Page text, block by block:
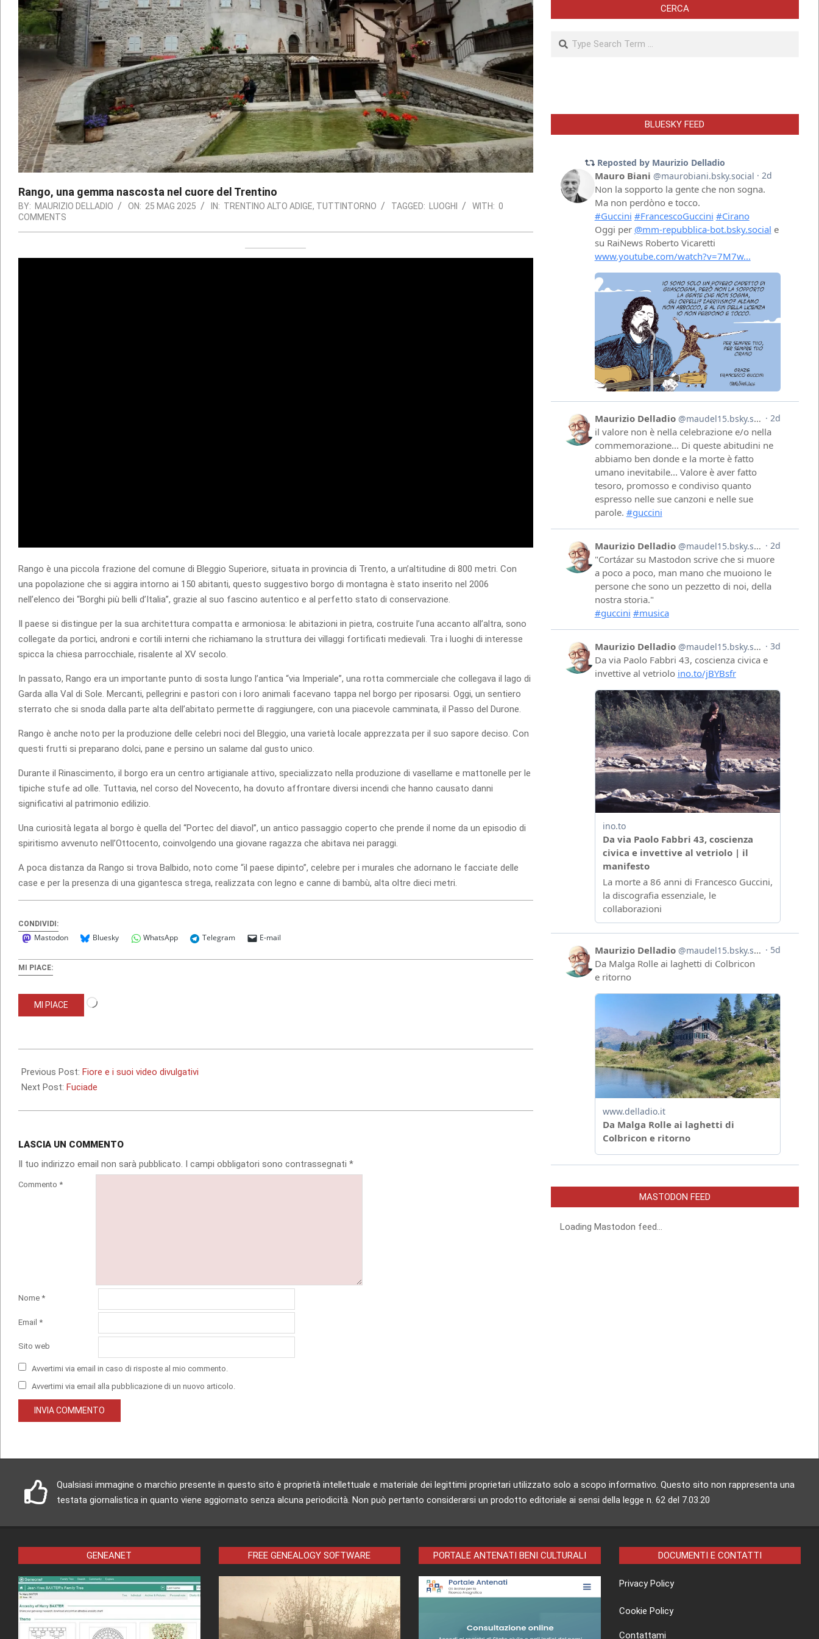
Rango, una gemma nascosta nel cuore del Trentino
BY: MAURIZIO DELLADIO ON: 25 MAG 2025 IN: TRENTINO ALTO ADIGE, TUTTINTORNO TAGGED: LUOGHI WITH: 0
COMMENTS
Rango è una piccola frazione del comune di Bleggio Superiore, situata in provincia di Trento, a un’altitudine di 800 metri. Con
una popolazione che si aggira intorno ai 150 abitanti, questo suggestivo borgo di montagna è stato inserito nel 2006
nell’elenco dei “Borghi più belli d’Italia”, grazie al suo fascino autentico e al perfetto stato di conservazione.
Il paese si distingue per la sua architettura compatta e armoniosa: le abitazioni in pietra, costruite l’una accanto all’altra, sono
collegate da portici, androni e cortili interni che richiamano la struttura dei villaggi fortificati medievali. Tra i luoghi di interesse
spicca la chiesa parrocchiale, risalente al XV secolo.
In passato, Rango era un importante punto di sosta lungo l’antica “via Imperiale”, una rotta commerciale che collegava il lago di
Garda alla Val di Sole. Mercanti, pellegrini e pastori con i loro animali facevano tappa nel borgo per riposarsi. Oggi, un sentiero
sterrato che si snoda dalla parte alta dell’abitato permette di raggiungere, con una piacevole camminata, il Passo del Durone.
Rango è anche noto per la produzione delle celebri noci del Bleggio, una varietà locale apprezzata per il suo sapore deciso. Con
questi frutti si preparano dolci, pane e persino un salame dal gusto unico.
Durante il Rinascimento, il borgo era un centro artigianale attivo, specializzato nella produzione di vasellame e mattonelle per le
tipiche stufe ad olle. Tuttavia, nel corso del Novecento, ha dovuto affrontare diversi incendi che hanno causato danni
significativi al patrimonio edilizio.
Una curiosità legata al borgo è quella del “Portec del diavol”, un antico passaggio coperto che prende il nome da un episodio di
spiritismo avvenuto nell’Ottocento, coinvolgendo una giovane ragazza che abitava nei paraggi.
A poca distanza da Rango si trova Balbido, noto come “il paese dipinto”, celebre per i murales che adornano le facciate delle
case e per la presenza di una gigantesca strega, realizzata con legno e canne di bambù, alta oltre dieci metri.
CONDIVIDI:
Mastodon Bluesky WhatsApp Telegram E-mail
MI PIACE:
MI PIACE
05-
25
Previous Post: Fiore e i suoi video divulgativi
Next Post: Fuciade
LASCIA UN COMMENTO
Il tuo indirizzo email non sarà pubblicato. I campi obbligatori sono contrassegnati *
Commento *
Nome *
Email *
Sito web
Avvertimi via email in caso di risposte al mio commento.
Avvertimi via email alla pubblicazione di un nuovo articolo.
CERCA
Search
BLUESKY FEED
MASTODON FEED
Loading Mastodon feed...
Qualsiasi immagine o marchio presente in questo sito è proprietà intellettuale e materiale dei legittimi proprietari utilizzato solo a scopo informativo. Questo sito non rappresenta una
testata giornalistica in quanto viene aggiornato senza alcuna periodicità. Non può pertanto considerarsi un prodotto editoriale ai sensi della legge n. 62 del 7.03.20
GENEANET FREE GENEALOGY SOFTWARE PORTALE ANTENATI BENI CULTURALI DOCUMENTI E CONTATTI
Privacy Policy
Cookie Policy
Contattami